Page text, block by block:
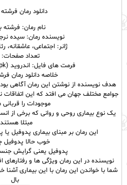
‌دانلود رمان
نامرمان: فرشته
نویسنده رمان: سیده
ژانر: اجتماعی، عاشقانه،
تعداد صفحات: ۱۶۷
فرمت های فایل: اندروید (apk) کامپیوتر (pdf)
خلاصه‌‌‌ ‌دانلود رمان
هدف نویسنده از نوشتن این رمان آگاهی
جوامع مختلف جهان می افتد که این اتفاقات
موجودات را
یک نوع بیماری روحی و روانی که برخی از
مبتلا
این رمان بر مبنای بیماری پدوفیل
خوب حالا
پدوفیل یعنی گرایش
نویسنده در این رمان ویژگی ها و رفتارهای
شما با خواندن این رمان با این بیماری
بال